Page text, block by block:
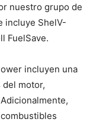
nuestro grupo de
incluye ShelV-
FuelSave.
incluyen una
del motor,